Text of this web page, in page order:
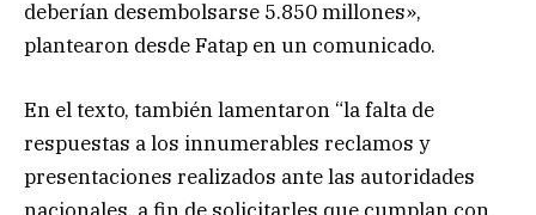
deberían desembolsarse 5.850 millones»,
plantearon desde Fatap en un comunicado.
En el texto, también lamentaron “la falta de
respuestas a los innumerables reclamos y
presentaciones realizados ante las autoridades